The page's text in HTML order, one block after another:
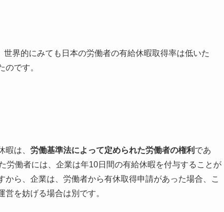
世界的にみても日本の労働者の有給休暇取得率は低いた
です。
は、 労働基準法によって定められた労働者の権利 であ
労働者には、企業は年10日間の有給休暇を付与することが
ら、企業は、労働者から有休取得申請があった場合、こ
を妨げる場合は別です。